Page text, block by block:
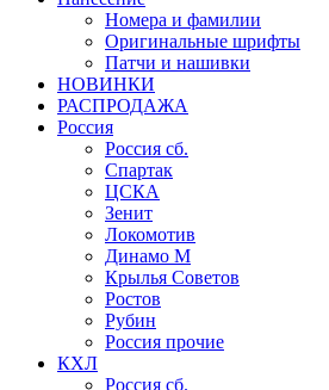
Номера и фамилии
Оригинальные шрифты
Патчи и нашивки
НОВИНКИ
РАСПРОДАЖА
Россия
Россия сб.
Спартак
ЦСКА
Зенит
Локомотив
Динамо М
Крылья Советов
Ростов
Рубин
Россия прочие
КХЛ
Россия сб.